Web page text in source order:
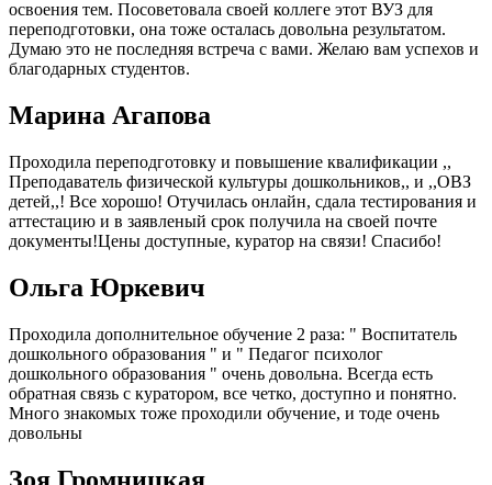
освоения тем. Посоветовала своей коллеге этот ВУЗ для
переподготовки, она тоже осталась довольна результатом.
Думаю это не последняя встреча с вами. Желаю вам успехов и
благодарных студентов.
Марина Агапова
Проходила переподготовку и повышение квалификации ,,
Преподаватель физической культуры дошкольников,, и ,,ОВЗ
детей,,! Все хорошо! Отучилась онлайн, сдала тестирования и
аттестацию и в заявленый срок получила на своей почте
документы!Цены доступные, куратор на связи! Спасибо!
Ольга Юркевич
Проходила дополнительное обучение 2 раза: " Воспитатель
дошкольного образования " и " Педагог психолог
дошкольного образования " очень довольна. Всегда есть
обратная связь с куратором, все четко, доступно и понятно.
Много знакомых тоже проходили обучение, и тоде очень
довольны
Зоя Громницкая